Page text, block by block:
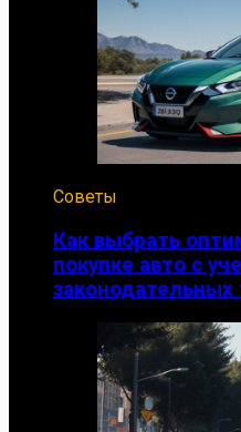
Советы
Как выбрать
покупке авто с
законодательных